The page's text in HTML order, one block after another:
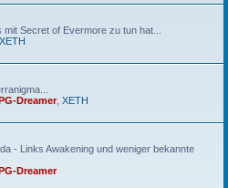
Secret of Evermore zu tun hat...
XETH
Dreamer, XETH
- Links Awakening und weniger bekannte
Dreamer